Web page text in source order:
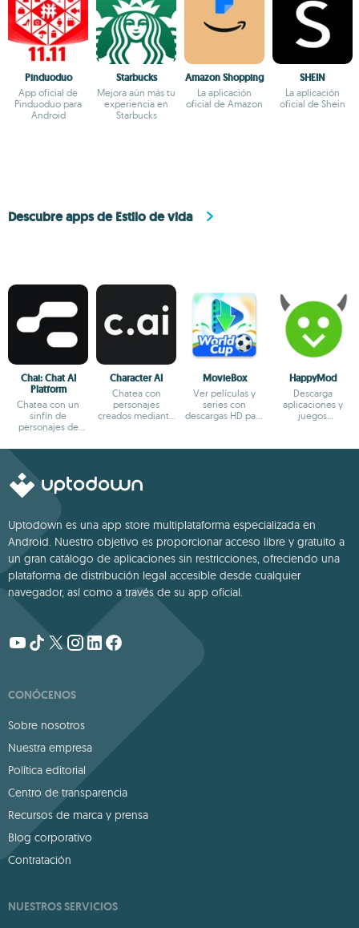
Pinduoduo
App oficial de
Pinduoduo para
Android
Starbucks
Mejora aún más tu
experiencia en
Starbucks
Amazon Shopping
La aplicación
oficial de Amazon
SHEIN
La aplicación
oficial de Shein
Descubre apps de Estilo de vida
Chai: Chat AI
Platform
Chatea con un
sinfín de
personajes de
Character AI
Chatea con
personajes
creados mediante
MovieBox
Ver películas y
series con
descargas HD para
HappyMod
Descarga
aplicaciones y
juegos
Uptodown es una app store multiplataforma especializada en
Android. Nuestro objetivo es proporcionar acceso libre y gratuito a
un gran catálogo de aplicaciones sin restricciones, ofreciendo una
plataforma de distribución legal accesible desde cualquier
navegador, así como a través de su app oficial.
CONÓCENOS
Sobre nosotros
Nuestra empresa
Política editorial
Centro de transparencia
Recursos de marca y prensa
Blog corporativo
Contratación
NUESTROS SERVICIOS